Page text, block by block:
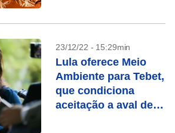
Brasil
23/12/22 - 15:29min
Lula oferece Meio
Ambiente para Tebet,
que condiciona
aceitação a aval de